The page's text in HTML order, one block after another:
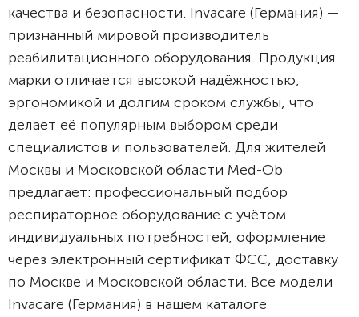
качества и безопасности. Invacare (Германия) —
признанный мировой производитель
реабилитационного оборудования. Продукция
марки отличается высокой надёжностью,
эргономикой и долгим сроком службы, что
делает её популярным выбором среди
специалистов и пользователей. Для жителей
Москвы и Московской области Med-Ob
предлагает: профессиональный подбор
респираторное оборудование с учётом
индивидуальных потребностей, оформление
через электронный сертификат ФСС, доставку
по Москве и Московской области. Все модели
Invacare (Германия) в нашем каталоге